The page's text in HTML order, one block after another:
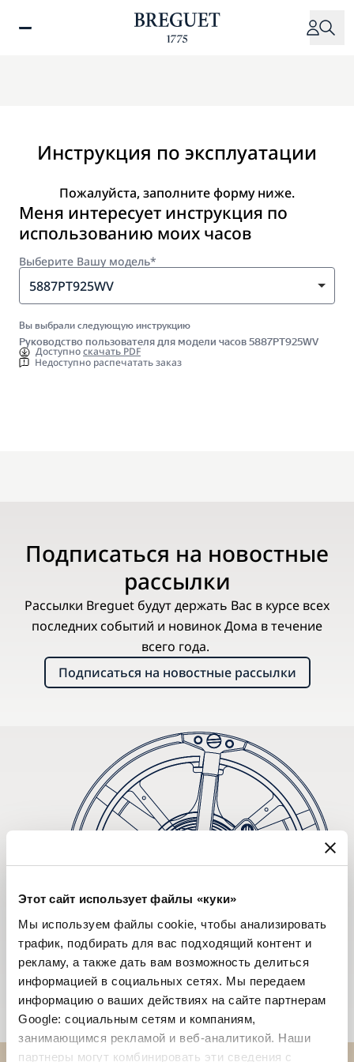
Этот сайт использует файлы «куки»
Мы используем файлы cookie, чтобы анализировать
трафик, подбирать для вас подходящий контент и
рекламу, а также дать вам возможность делиться
информацией в социальных сетях. Мы передаем
информацию о ваших действиях на сайте партнерам
Google: социальным сетям и компаниям,
занимающимся рекламой и веб-аналитикой. Наши
партнеры могут комбинировать эти сведения с
Инструкция по эксплуатации
Пожалуйста, заполните форму ниже.
Меня интересует инструкция по
использованию моих часов
Выберите Вашу модель*
5887PT925WV
Вы выбрали следующую инструкцию
Руководство пользователя для модели часов 5887PT925WV
Доступноскачать PDF
Недоступно распечатать заказ
Подписаться на новостные
рассылки
Рассылки Breguet будут держать Вас в курсе всех
последних событий и новинок Дома в течение
всего года.
Подписаться на новостные рассылки